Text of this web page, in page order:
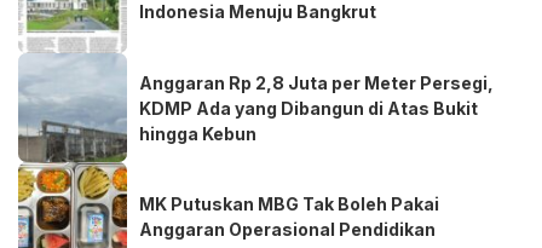
Indonesia Menuju Bangkrut
Anggaran Rp 2,8 Juta per Meter Persegi,
KDMP Ada yang Dibangun di Atas Bukit
hingga Kebun
MK Putuskan MBG Tak Boleh Pakai
Anggaran Operasional Pendidikan